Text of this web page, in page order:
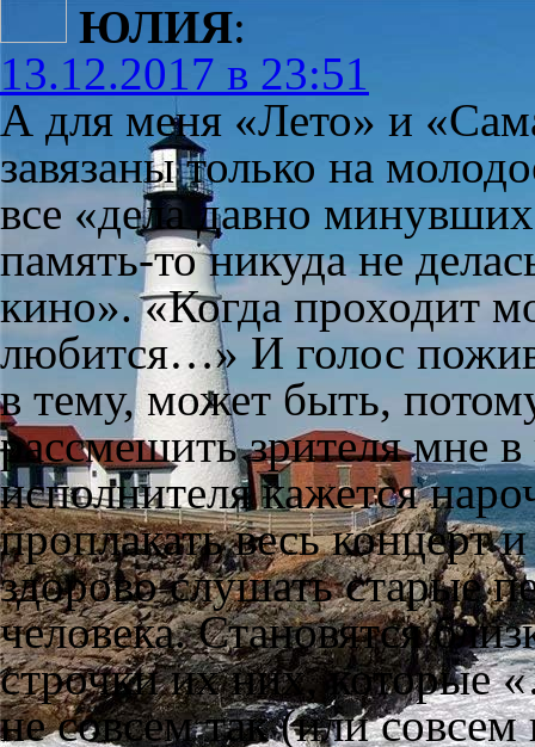
ЮЛИЯ:
13.12.2017 в 23:51
А для меня «Лето» и
завязаны только на
все «дела давно
память-то никуда не
кино». «Когда проходит
любится…» И голос
в тему, может быть,
рассмешить зрителя мне
исполнителя кажется
проплакать весь концерт
здорово слушать старые
человека. Становятся
строчки их них, которые
не совсем так (или